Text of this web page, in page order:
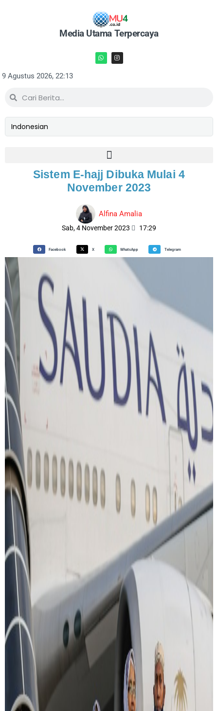
Media Utama Terpercaya
9 Agustus 2026, 22:13
Sistem E-hajj Dibuka Mulai 4
November 2023
Alfina Amalia
Sab, 4 November 2023 17:29
Facebook X WhatsApp Telegram